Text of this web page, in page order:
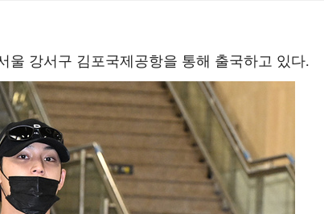
울 강서구 김포국제공항을 통해 출국하고 있다.